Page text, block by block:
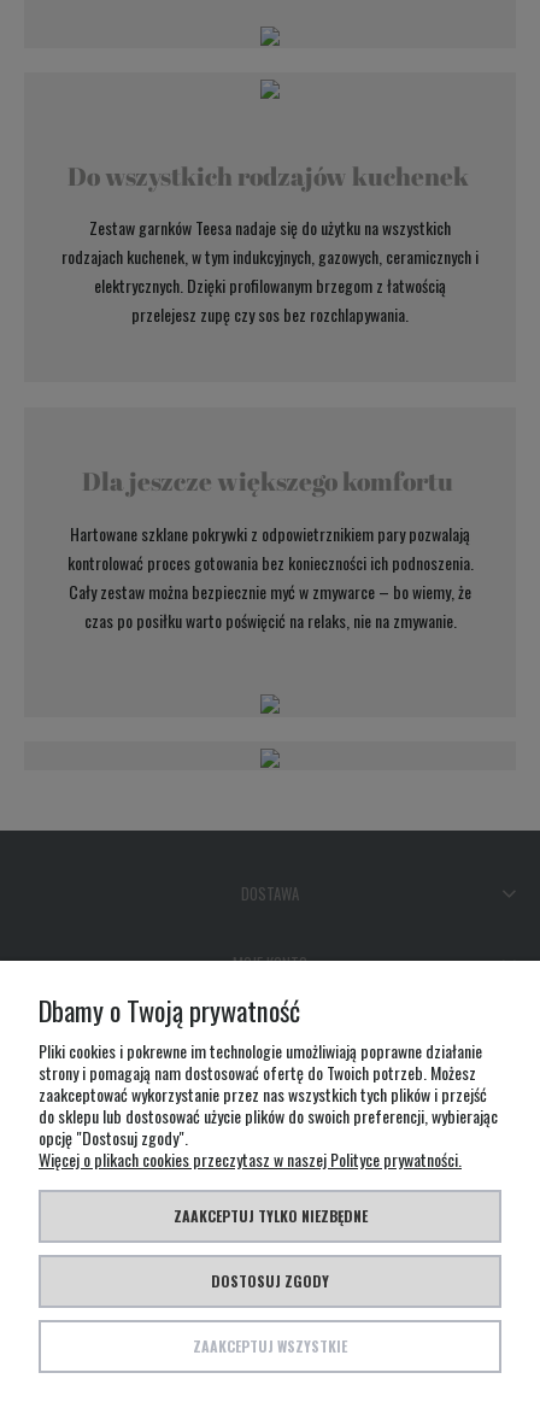
Do wszystkich rodzajów kuchenek
Zestaw garnków Teesa nadaje się do użytku na wszystkich
rodzajach kuchenek, w tym indukcyjnych, gazowych, ceramicznych i
elektrycznych. Dzięki profilowanym brzegom z łatwością
przelejesz zupę czy sos bez rozchlapywania.
Dla jeszcze większego komfortu
Hartowane szklane pokrywki z odpowietrznikiem pary pozwalają
kontrolować proces gotowania bez konieczności ich podnoszenia.
Cały zestaw można bezpiecznie myć w zmywarce – bo wiemy, że
czas po posiłku warto poświęcić na relaks, nie na zmywanie.
DOSTAWA
MOJE KONTO
GWARANCJA I ZWROTY
O FIRMIE
Ta strona wykorzystuje pliki cookies m.in. do analizy statystycznej ruchu oraz dopasowania
wyglądu i treści strony do potrzeb internautów. Pozostawiając w ustawieniach przeglądarki
wykorzystywanie plików cookies zmień ustawienia swojej przeglądarki
© Copyright TEESA 2021 | Created by LECHPOL Design Studio
Dbamy o Twoją prywatność
Pliki cookies i pokrewne im technologie umożliwiają poprawne działanie
strony i pomagają nam dostosować ofertę do Twoich potrzeb. Możesz
zaakceptować wykorzystanie przez nas wszystkich tych plików i przejść
do sklepu lub dostosować użycie plików do swoich preferencji, wybierając
opcję "Dostosuj zgody".
Więcej o plikach cookies przeczytasz w naszej Polityce prywatności.
ZAAKCEPTUJ TYLKO NIEZBĘDNE
DOSTOSUJ ZGODY
ZAAKCEPTUJ WSZYSTKIE